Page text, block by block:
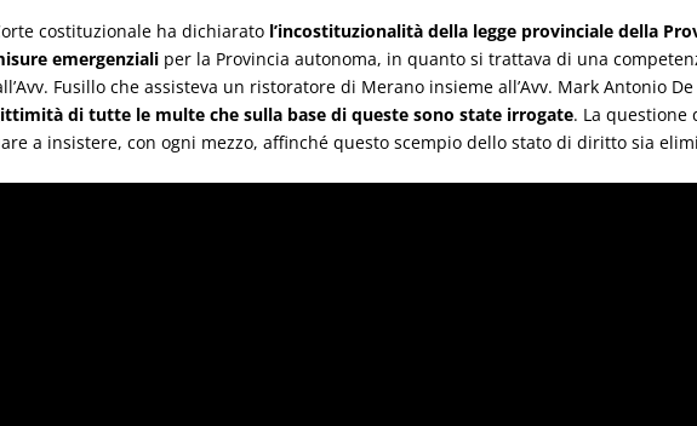
costituzionale ha dichiarato l’incostituzionalità della legge provinciale della
emergenziali per la Provincia autonoma, in quanto si trattava di una
Fusillo che assisteva un ristoratore di Merano insieme all’Avv. Mark Antonio
di tutte le multe che sulla base di queste sono state irrogate. La questione
a insistere, con ogni mezzo, affinché questo scempio dello stato di diritto sia